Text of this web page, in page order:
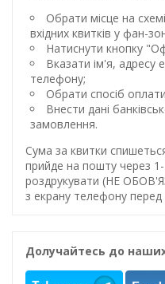
Обрати місце на
вхідних квитків у фан-
Натиснути кнопку
Вказати ім'я, адресу
телефону;
Обрати спосіб
Внести дані
замовлення.
Сума за квитки
прийде на пошту через
роздрукувати (НЕ
з екрану телефону
Долучайтесь до